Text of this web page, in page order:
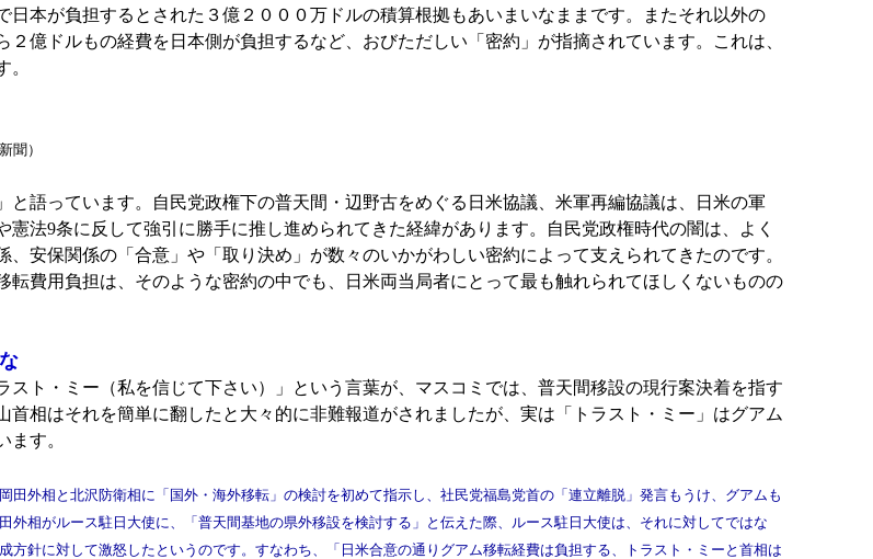
本が負担するとされた３億２０００万ドルの積算根拠もあいまいなままです。またそれ以外の
億ドルもの経費を日本側が負担するなど、おびただしい「密約」が指摘されています。これは、
聞）
語っています。自民党政権下の普天間・辺野古をめぐる日米協議、米軍再編協議は、日米の軍
法9条に反して強引に勝手に推し進められてきた経緯があります。自民党政権時代の闇は、よく
安保関係の「合意」や「取り決め」が数々のいかがわしい密約によって支えられてきたのです。
費用負担は、そのような密約の中でも、日米両当局者にとって最も触れられてほしくないものの
ト・ミー（私を信じて下さい）」という言葉が、マスコミでは、普天間移設の現行案決着を指す
相はそれを簡単に翻したと大々的に非難報道がされましたが、実は「トラスト・ミー」はグアム
す。
外相と北沢防衛相に「国外・海外移転」の検討を初めて指示し、社民党福島党首の「連立離脱」発言もうけ、グアムも
相がルース駐日大使に、「普天間基地の県外移設を検討する」と伝えた際、ルース駐日大使は、それに対してではな
針に対して激怒したというのです。すなわち、「日米合意の通りグアム移転経費は負担する、トラスト・ミーと首相は